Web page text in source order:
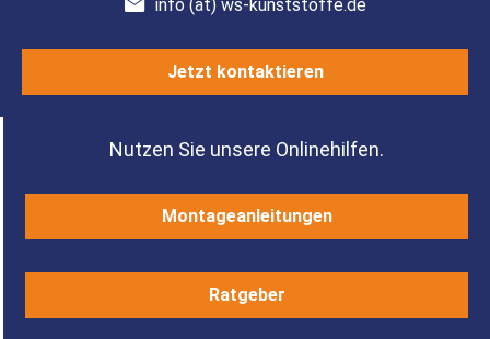
info (at) ws-kunststoffe.de
Jetzt kontaktieren
Nutzen Sie unsere Onlinehilfen.
Montageanleitungen
Ratgeber